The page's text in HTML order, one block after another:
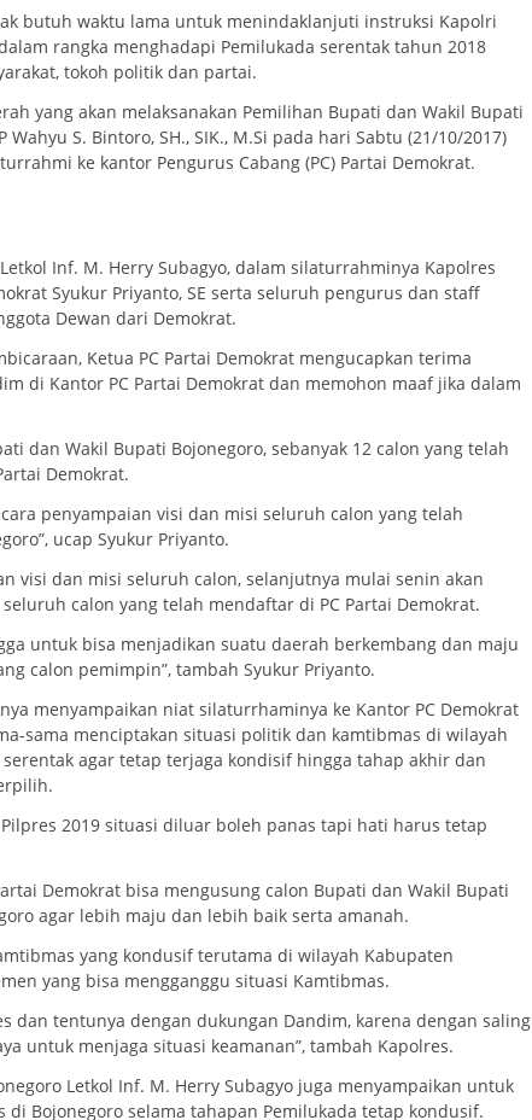
butuh waktu lama untuk menindaklanjuti instruksi Kapolri
rangka menghadapi Pemilukada serentak tahun 2018
tokoh politik dan partai.
yang akan melaksanakan Pemilihan Bupati dan Wakil Bupati
S. Bintoro, SH., SIK., M.Si pada hari Sabtu (21/10/2017)
ke kantor Pengurus Cabang (PC) Partai Demokrat.
Inf. M. Herry Subagyo, dalam silaturrahminya Kapolres
Syukur Priyanto, SE serta seluruh pengurus dan staff
Dewan dari Demokrat.
Ketua PC Partai Demokrat mengucapkan terima
di Kantor PC Partai Demokrat dan memohon maaf jika dalam
dan Wakil Bupati Bojonegoro, sebanyak 12 calon yang telah
Demokrat.
penyampaian visi dan misi seluruh calon yang telah
ucap Syukur Priyanto.
visi dan misi seluruh calon, selanjutnya mulai senin akan
calon yang telah mendaftar di PC Partai Demokrat.
untuk bisa menjadikan suatu daerah berkembang dan maju
calon pemimpin”, tambah Syukur Priyanto.
menyampaikan niat silaturrhaminya ke Kantor PC Demokrat
sama menciptakan situasi politik dan kamtibmas di wilayah
agar tetap terjaga kondisif hingga tahap akhir dan
2019 situasi diluar boleh panas tapi hati harus tetap
Demokrat bisa mengusung calon Bupati dan Wakil Bupati
agar lebih maju dan lebih baik serta amanah.
yang kondusif terutama di wilayah Kabupaten
yang bisa mengganggu situasi Kamtibmas.
dan tentunya dengan dukungan Dandim, karena dengan saling
untuk menjaga situasi keamanan”, tambah Kapolres.
Letkol Inf. M. Herry Subagyo juga menyampaikan untuk
Bojonegoro selama tahapan Pemilukada tetap kondusif.